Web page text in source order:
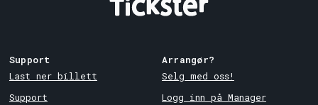
Support
Last ner billett
Support
Arrangør?
Selg med oss!
Logg inn på Manager